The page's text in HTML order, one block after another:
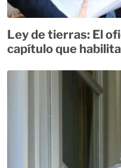
Ley de tierras: El
capítulo que